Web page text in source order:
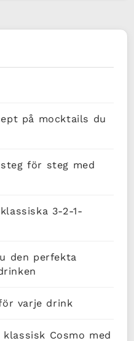
på mocktails du
för steg med
3-2-1-
den perfekta
varje drink
Cosmo med